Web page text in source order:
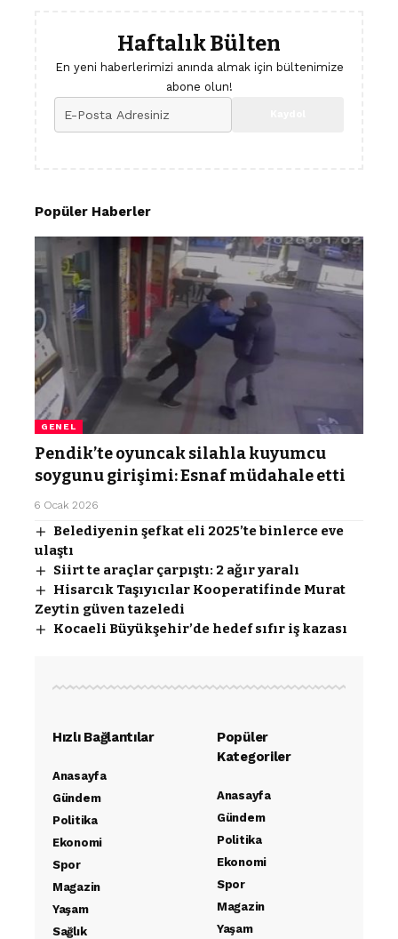
Haftalık Bülten
En yeni haberlerimizi anında almak için bültenimize
abone olun!
Popüler Haberler
GENEL
Pendik’te oyuncak silahla kuyumcu
soygunu girişimi: Esnaf müdahale etti
6 Ocak 2026
Belediyenin şefkat eli 2025’te binlerce eve
ulaştı
Siirt te araçlar çarpıştı: 2 ağır yaralı
Hisarcık Taşıyıcılar Kooperatifinde Murat
Zeytin güven tazeledi
Kocaeli Büyükşehir’de hedef sıfır iş kazası
Hızlı Bağlantılar
Anasayfa
Gündem
Politika
Ekonomi
Spor
Magazin
Yaşam
Sağlık
Popüler
Kategoriler
Anasayfa
Gündem
Politika
Ekonomi
Spor
Magazin
Yaşam